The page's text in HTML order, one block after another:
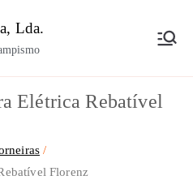
Lda.
Elétrica Rebatível
Florenz